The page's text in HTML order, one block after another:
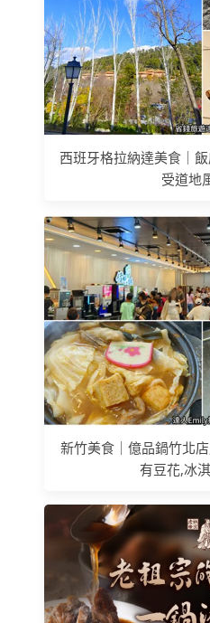
西班牙格拉納達美食｜
受道地
新竹美食｜億品鍋竹北
有豆花,冰